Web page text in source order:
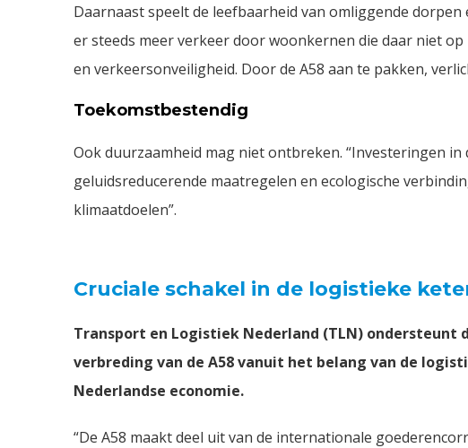
Daarnaast speelt de leefbaarheid van omliggende
er steeds meer verkeer door woonkernen die daar niet
en verkeersonveiligheid. Door de A58 aan te pakken,
Toekomstbestendig
Ook duurzaamheid mag niet ontbreken. “Investeringen
geluidsreducerende maatregelen en ecologische
klimaatdoelen”.
Cruciale schakel in de logistieke
Transport en Logistiek Nederland (TLN) ondersteunt
verbreding van de A58 vanuit het belang van de
Nederlandse economie.
“De A58 maakt deel uit van de internationale